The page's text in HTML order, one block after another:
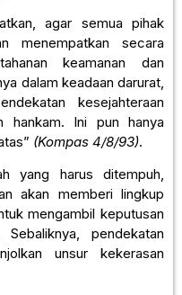
agar semua pihak
menempatkan secara
keamanan dan
dalam keadaan darurat,
kesejahteraan
hankam. Ini pun hanya
(Kompas 4/8/93).
yang harus ditempuh,
akan memberi lingkup
mengambil keputusan
pendekatan
unsur kekerasan